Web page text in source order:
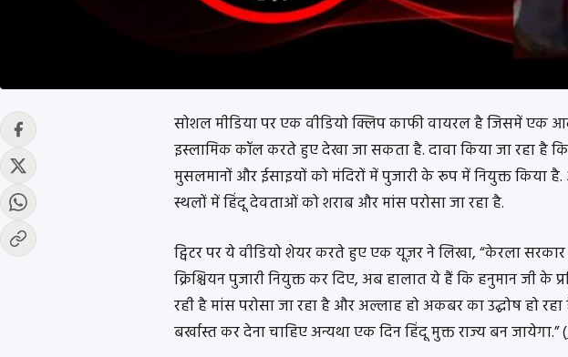
सोशल मीडिया पर एक वीडियो क्लिप काफी वायरल है जिसमें एक
इस्लामिक कॉल करते हुए देखा जा सकता है. दावा किया जा रहा है
मुसलमानों और ईसाइयों को मंदिरों में पुजारी के रूप में नियुक्त किया
स्थलों में हिंदू देवताओं को शराब और मांस परोसा जा रहा है.
ट्विटर पर ये वीडियो शेयर करते हुए एक यूज़र ने लिखा, “केरला
क्रिश्चियन पुजारी नियुक्त कर दिए, अब हालात ये हैं कि हनुमान जी के
रही है मांस परोसा जा रहा है और अल्लाह हो अकबर का उद्घोष हो
बर्खास्त कर देना चाहिए अन्यथा एक दिन हिंदू मुक्त राज्य बन जायेगा.” (